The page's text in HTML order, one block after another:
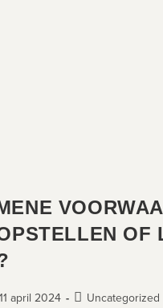
OF
11 april 2024 Uncategorized